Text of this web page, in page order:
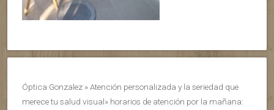
Óptica Gonzalez » Atención personalizada y la seriedad que
merece tu salud visual» horarios de atención por la mañana: